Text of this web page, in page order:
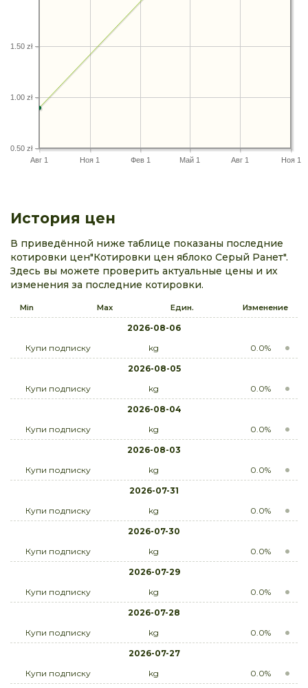
Авг 1 Ноя 1 Фев 1 Май 1 Авг 1 Ноя 1
0.50 zł
1.00 zł
1.50 zł
История цен
В приведённой ниже таблице показаны последние
котировки цен"Котировки цен яблоко Серый Ранет".
Здесь вы можете проверить актуальные цены и их
изменения за последние котировки.
Min Max Един. Изменение
2026-08-06
Купи подписку
kg
0.0%
2026-08-05
Купи подписку
kg
0.0%
2026-08-04
Купи подписку
kg
0.0%
2026-08-03
Купи подписку
kg
0.0%
2026-07-31
Купи подписку
kg
0.0%
2026-07-30
Купи подписку
kg
0.0%
2026-07-29
Купи подписку
kg
0.0%
2026-07-28
Купи подписку
kg
0.0%
2026-07-27
Купи подписку
kg
0.0%